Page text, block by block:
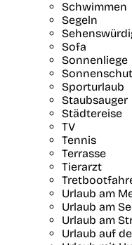
Schwimmen
Segeln
Sofa
Sonnenliege
Sporturlaub
Staubsauger
Städtereise
TV
Tennis
Terrasse
Tierarzt
Urlaub am
Urlaub am
Urlaub am
Urlaub auf